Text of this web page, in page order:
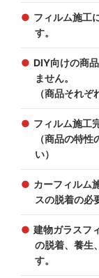
フィルム施工
す。
DIY向けの商
ません。
（商品それ
フィルム施工
（商品の特
い）
カーフィルム
スの脱着の必
建物ガラスフ
の脱着、養生
す。